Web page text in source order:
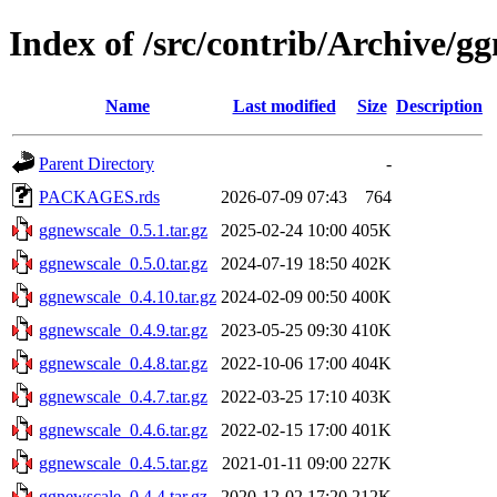
Index of /src/contrib/Archive/
Name Last modified Size Description
Parent Directory
-
PACKAGES.rds
2026-07-09 07:43
764
ggnewscale_0.5.1.tar.gz
2025-02-24 10:00 405K
ggnewscale_0.5.0.tar.gz
2024-07-19 18:50 402K
ggnewscale_0.4.10.tar.gz 2024-02-09 00:50 400K
ggnewscale_0.4.9.tar.gz
2023-05-25 09:30 410K
ggnewscale_0.4.8.tar.gz
2022-10-06 17:00 404K
ggnewscale_0.4.7.tar.gz
2022-03-25 17:10 403K
ggnewscale_0.4.6.tar.gz
2022-02-15 17:00 401K
ggnewscale_0.4.5.tar.gz
2021-01-11 09:00 227K